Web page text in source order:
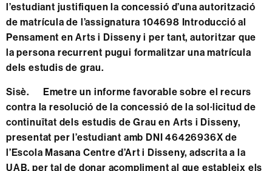
l’estudiant justifiquen la concessió d’una autorització
de matrícula de l’assignatura 104698 Introducció al
Pensament en Arts i Disseny i per tant, autoritzar que
la persona recurrent pugui formalitzar una matrícula
dels estudis de grau.
Sisè. Emetre un informe favorable sobre el recurs
contra la resolució de la concessió de la sol·licitud de
continuïtat dels estudis de Grau en Arts i Disseny,
presentat per l’estudiant amb DNI 46426936X de
l’Escola Masana Centre d’Art i Disseny, adscrita a la
UAB, per tal de donar acompliment al que estableix els